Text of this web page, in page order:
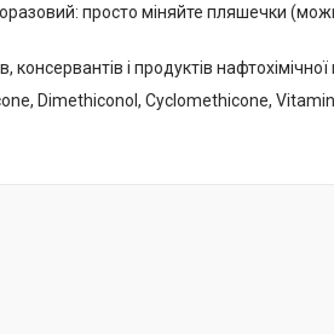
просто міняйте пляшечки
консервантів і продуктів
Dimethiconol, Cyclomethicone, Vitamin